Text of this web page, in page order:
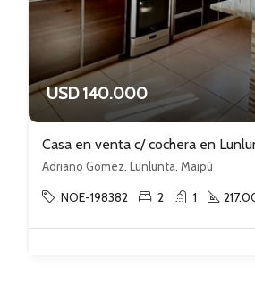
USD 140.000
Casa en venta c/ cochera en
Adriano Gomez, Lunlunta, Maipú
NOE-198382 2 1